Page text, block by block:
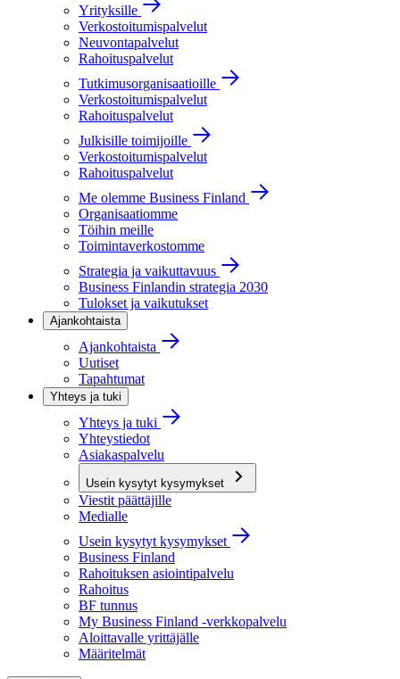
Yrityksille
Verkostoitumispalvelut
Neuvontapalvelut
Rahoituspalvelut
Tutkimusorganisaatioille
Verkostoitumispalvelut
Rahoituspalvelut
Julkisille toimijoille
Verkostoitumispalvelut
Rahoituspalvelut
Me olemme Business Finland
Organisaatiomme
Töihin meille
Toimintaverkostomme
Strategia ja vaikuttavuus
Business Finlandin strategia 2030
Tulokset ja vaikutukset
Ajankohtaista
Ajankohtaista
Uutiset
Tapahtumat
Yhteys ja tuki
Yhteys ja tuki
Yhteystiedot
Asiakaspalvelu
Usein kysytyt kysymykset
Viestit päättäjille
Medialle
Usein kysytyt kysymykset
Business Finland
Rahoituksen asiointipalvelu
Rahoitus
BF tunnus
My Business Finland -verkkopalvelu
Aloittavalle yrittäjälle
Määritelmät